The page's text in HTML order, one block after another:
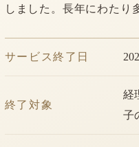
しました。長年にわたり
サービス終了日
終了対象
経
子